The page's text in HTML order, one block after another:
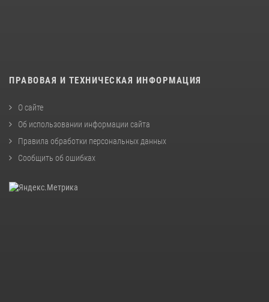
ПРАВОВАЯ И ТЕХНИЧЕСКАЯ ИНФОРМАЦИЯ
О сайте
Об использовании информации сайта
Правила обработки персональных данных
Сообщить об ошибках